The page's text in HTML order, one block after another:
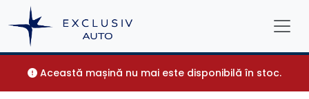
Această mașină nu mai este disponibilă în stoc.